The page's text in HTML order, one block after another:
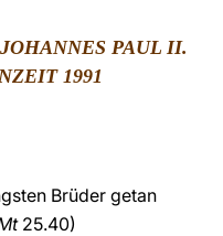
PAUL II.
1991
Brüder getan
25.40)